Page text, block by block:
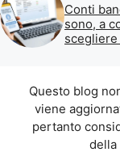
Conti
sono, a
Questo blog
viene
pertanto
della